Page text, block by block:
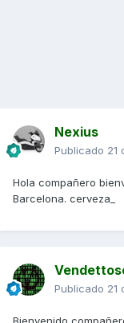
Nexius
Publicado 21
Hola compañero
Barcelona. cerveza_
Publicado 21